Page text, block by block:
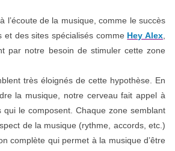
l’écoute de la musique, comme le succès
et des sites spécialisés comme Hey Alex
par notre besoin de stimuler cette zone
très éloignés de cette hypothèse. En
la musique, notre cerveau fait appel à
qui le composent. Chaque zone semblant
de la musique (rythme, accords, etc.)
complète qui permet à la musique d’être